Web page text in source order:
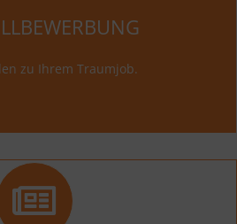
zu Ihrem Traumjob.